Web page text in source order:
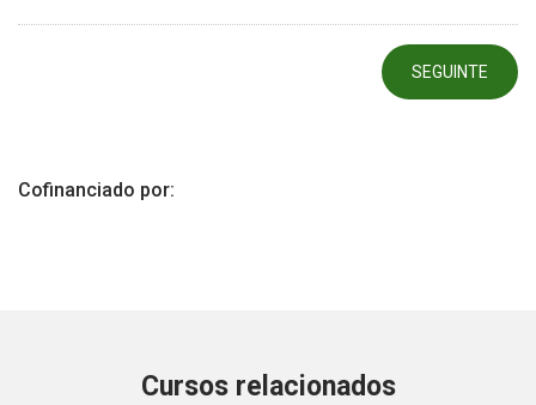
Cofinanciado por:
Cursos relacionados